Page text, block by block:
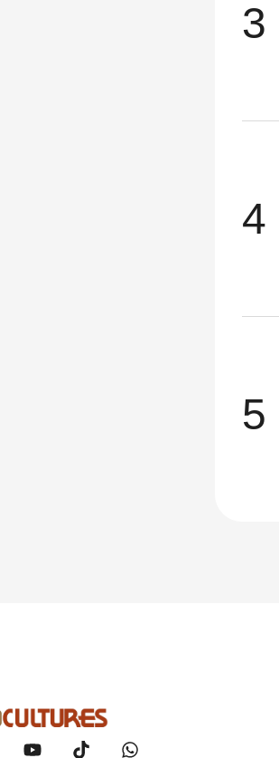
3
4
5